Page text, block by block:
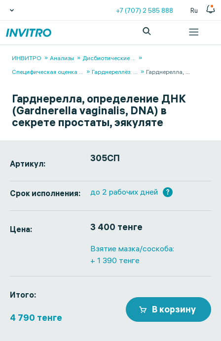
+7 (707) 2 585 888 Ru
ИНВИТРО Анализы Дисбиотические ...
Специфическая оценка ... Гарднереллёз: ... Гарднерелла, ...
Гарднерелла, определение ДНК
(Gardnerella vaginalis, DNA) в
секрете простаты, эякуляте
Артикул: 305СП
Срок исполнения: до 2 рабочих дней ?
Цена: 3 400 тенге
Взятие мазка/соскоба:
+ 1 390 тенге
Итого:
4 790 тенге
В корзину